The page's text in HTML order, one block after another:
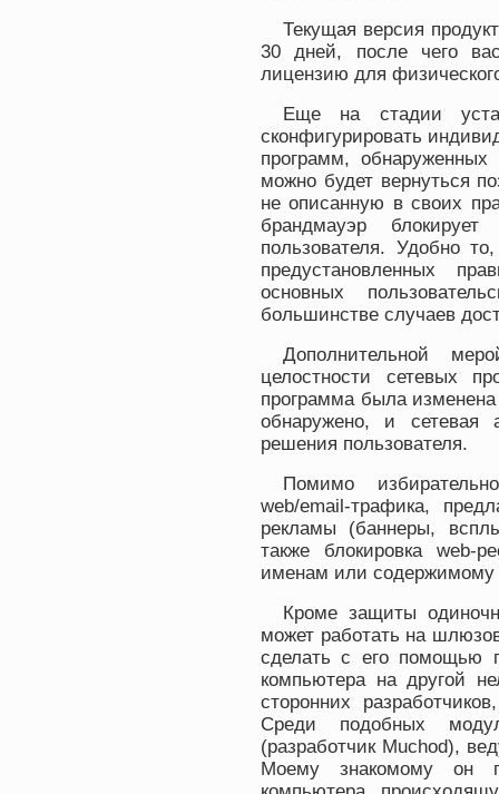
Текущая версия
30 дней, после чего
лицензию для
Еще на стадии
сконфигурировать
программ,
можно будет вернуться
не описанную в своих
брандмауэр
пользователя. Удобно
предустановленных
основных
большинстве случаев
Дополнительной
целостности сетевых
программа была
обнаружено, и сетевая
решения пользователя.
Помимо
web/email-трафика,
рекламы (баннеры,
также блокировка web-
именам или содержимому
Кроме защиты
может работать на
сделать с его помощью
компьютера на другой
сторонних
Среди подобных
(разработчик Muchod),
Моему знакомому он